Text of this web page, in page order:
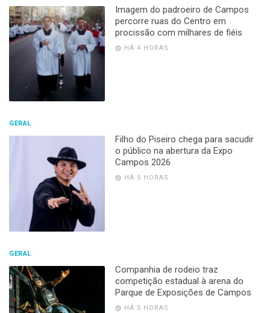
Imagem do padroeiro de Campos
percorre ruas do Centro em
procissão com milhares de fiéis
HÁ 4 HORAS
GERAL
Filho do Piseiro chega para sacudir
o público na abertura da Expo
Campos 2026
HÁ 5 HORAS
GERAL
Companhia de rodeio traz
competição estadual à arena do
Parque de Exposições de Campos
HÁ 5 HORAS